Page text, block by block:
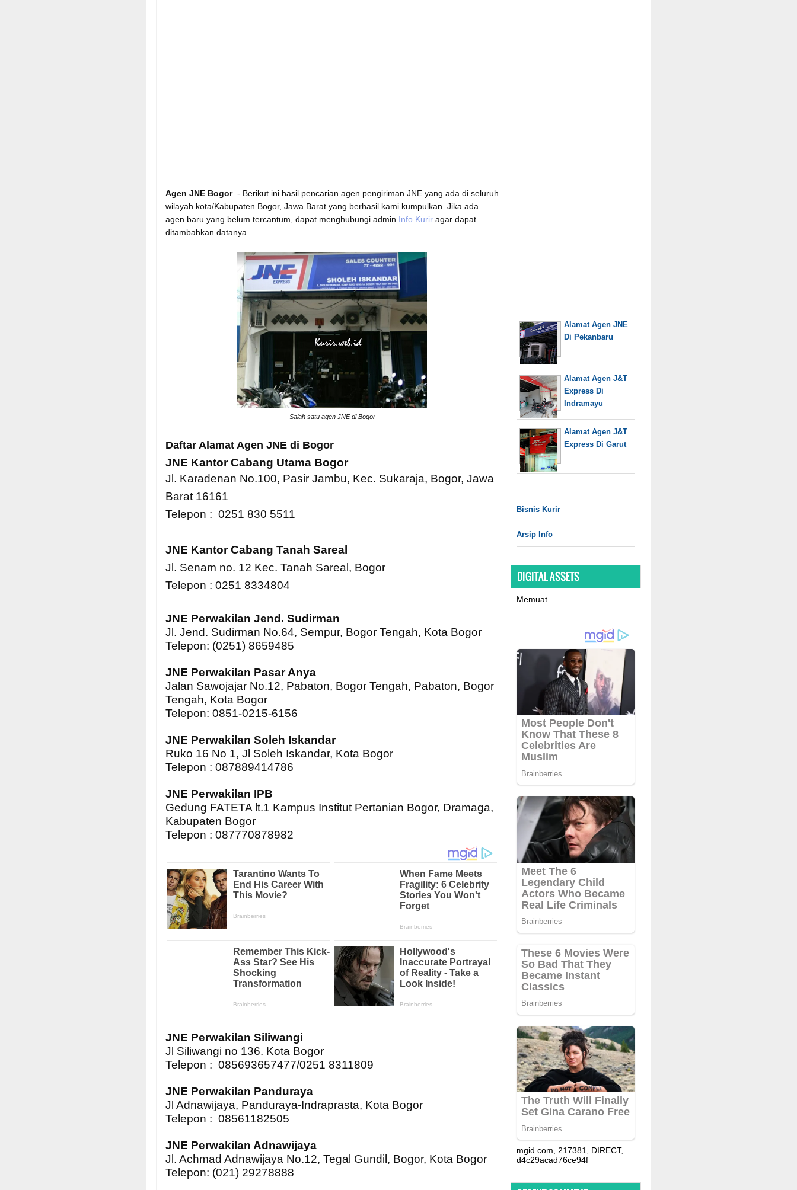
Agen JNE Bogor- Berikut ini hasil pencarian agen pengiriman JNE yang ada di seluruh
wilayah kota/Kabupaten Bogor, Jawa Barat yang berhasil kami kumpulkan. Jika ada
agen baru yang belum tercantum, dapat menghubungi admin Info Kurir agar dapat
ditambahkan datanya.
Salah satu agen JNE di Bogor
Daftar Alamat Agen JNE di Bogor
JNE Kantor Cabang Utama Bogor
Jl. Karadenan No.100, Pasir Jambu, Kec. Sukaraja, Bogor, Jawa
Barat 16161
Telepon : 0251 830 5511
JNE Kantor Cabang Tanah Sareal
Jl. Senam no. 12 Kec. Tanah Sareal, Bogor
Telepon : 0251 8334804
JNE Perwakilan Jend. Sudirman
Jl. Jend. Sudirman No.64, Sempur, Bogor Tengah, Kota Bogor
Telepon: (0251) 8659485
JNE Perwakilan Pasar Anya
Jalan Sawojajar No.12, Pabaton, Bogor Tengah, Pabaton, Bogor
Tengah, Kota Bogor
Telepon: 0851-0215-6156
JNE Perwakilan Soleh Iskandar
Ruko 16 No 1, Jl Soleh Iskandar, Kota Bogor
Telepon : 087889414786
JNE Perwakilan IPB
Gedung FATETA lt.1 Kampus Institut Pertanian Bogor, Dramaga,
Kabupaten Bogor
Telepon : 087770878982
JNE Perwakilan Siliwangi
Jl Siliwangi no 136. Kota Bogor
Telepon : 085693657477/0251 8311809
JNE Perwakilan Panduraya
Jl Adnawijaya, Panduraya-Indraprasta, Kota Bogor
Telepon : 08561182505
JNE Perwakilan Adnawijaya
Jl. Achmad Adnawijaya No.12, Tegal Gundil, Bogor, Kota Bogor
Telepon: (021) 29278888
Alamat Agen JNE
Di Pekanbaru
Alamat Agen J&T
Express Di
Indramayu
Alamat Agen J&T
Express Di Garut
Bisnis Kurir
Arsip Info
DIGITAL ASSETS
Memuat...
mgid.com, 217381, DIRECT,
d4c29acad76ce94f